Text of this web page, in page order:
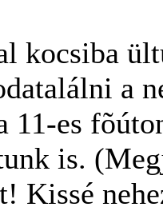
kocsiba
a
11-es
is.
Kissé